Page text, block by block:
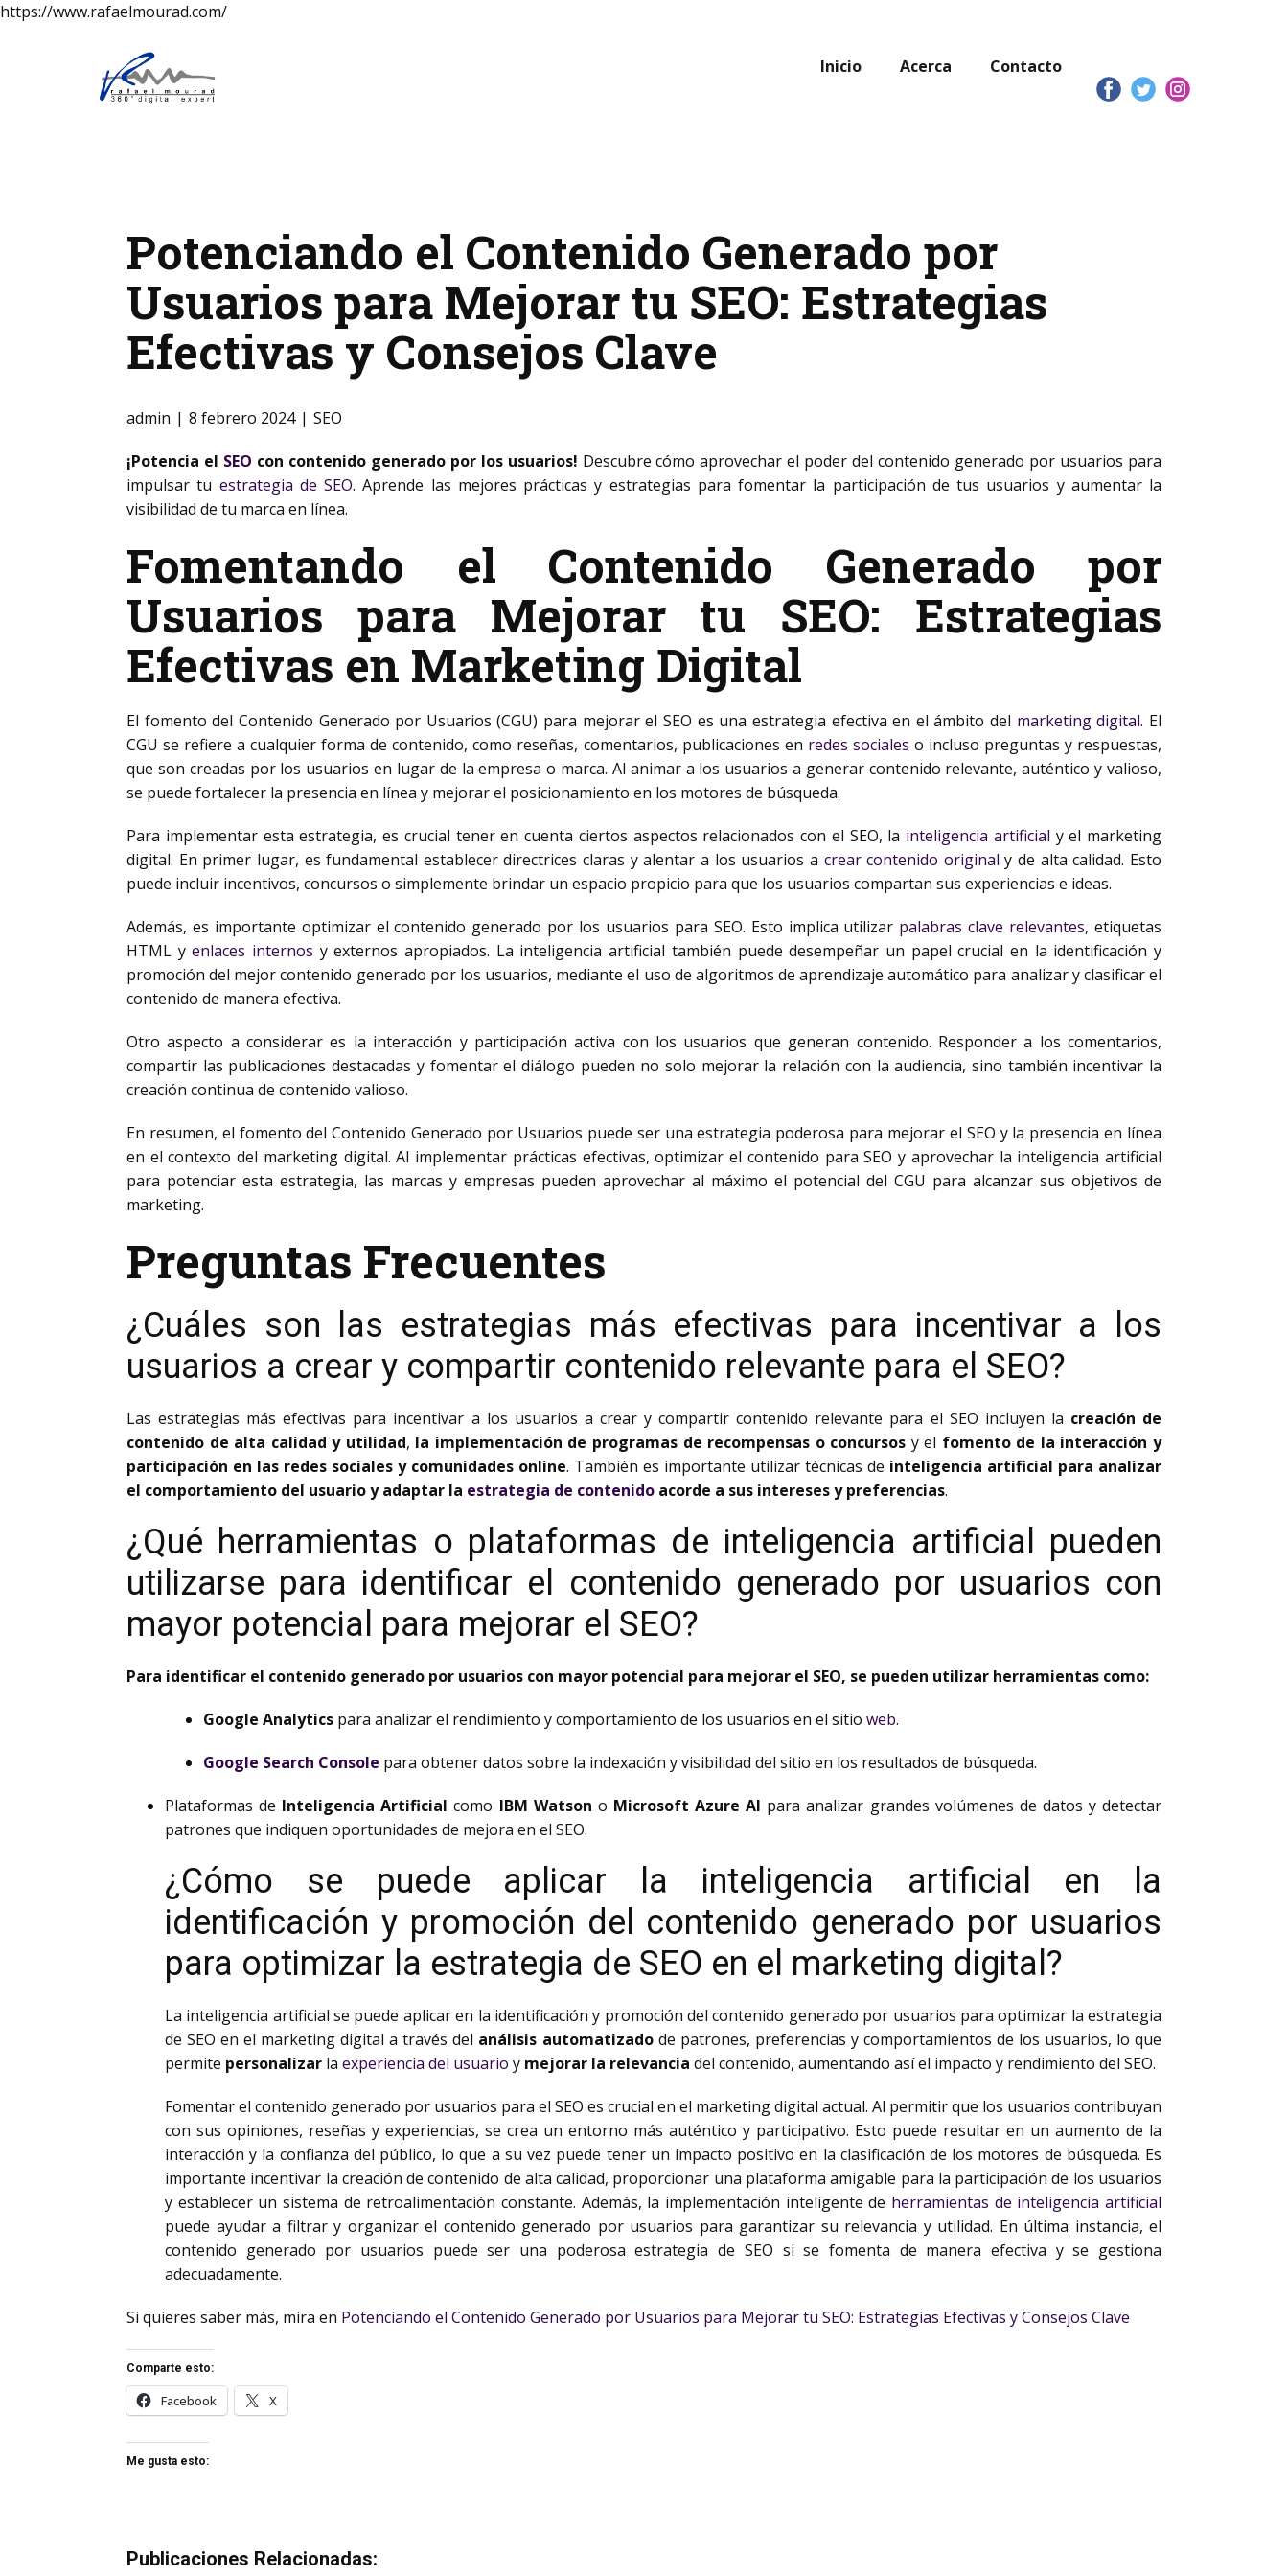
https://www.rafaelmourad.com/
Inicio Acerca Contacto
Potenciando el Contenido Generado por
Usuarios para Mejorar tu SEO: Estrategias
Efectivas y Consejos Clave
admin 8 febrero 2024 SEO
¡Potencia el SEO con contenido generado por los usuarios! Descubre cómo aprovechar el poder del contenido generado por usuarios para
impulsar tu estrategia de SEO. Aprende las mejores prácticas y estrategias para fomentar la participación de tus usuarios y aumentar la
visibilidad de tu marca en línea.
Fomentando el Contenido Generado por
Usuarios para Mejorar tu SEO: Estrategias
Efectivas en Marketing Digital
El fomento del Contenido Generado por Usuarios (CGU) para mejorar el SEO es una estrategia efectiva en el ámbito del marketing digital. El
CGU se refiere a cualquier forma de contenido, como reseñas, comentarios, publicaciones en redes sociales o incluso preguntas y respuestas,
que son creadas por los usuarios en lugar de la empresa o marca. Al animar a los usuarios a generar contenido relevante, auténtico y valioso,
se puede fortalecer la presencia en línea y mejorar el posicionamiento en los motores de búsqueda.
Para implementar esta estrategia, es crucial tener en cuenta ciertos aspectos relacionados con el SEO, la inteligencia artificial y el marketing
digital. En primer lugar, es fundamental establecer directrices claras y alentar a los usuarios a crear contenido original y de alta calidad. Esto
puede incluir incentivos, concursos o simplemente brindar un espacio propicio para que los usuarios compartan sus experiencias e ideas.
Además, es importante optimizar el contenido generado por los usuarios para SEO. Esto implica utilizar palabras clave relevantes, etiquetas
HTML yenlaces internos y externos apropiados. La inteligencia artificial también puede desempeñar un papel crucial en la identificación y
promoción del mejor contenido generado por los usuarios, mediante el uso de algoritmos de aprendizaje automático para analizar y clasificar el
contenido de manera efectiva.
Otro aspecto a considerar es la interacción y participación activa con los usuarios que generan contenido. Responder a los comentarios,
compartir las publicaciones destacadas y fomentar el diálogo pueden no solo mejorar la relación con la audiencia, sino también incentivar la
creación continua de contenido valioso.
En resumen, el fomento del Contenido Generado por Usuarios puede ser una estrategia poderosa para mejorar el SEO y la presencia en línea
en el contexto del marketing digital. Al implementar prácticas efectivas, optimizar el contenido para SEO y aprovechar la inteligencia artificial
para potenciar esta estrategia, las marcas y empresas pueden aprovechar al máximo el potencial del CGU para alcanzar sus objetivos de
marketing.
Preguntas Frecuentes
¿Cuáles son las estrategias más efectivas para incentivar a los
usuarios a crear y compartir contenido relevante para el SEO?
Las estrategias más efectivas para incentivar a los usuarios a crear y compartir contenido relevante para el SEO incluyen la creación de
contenido de alta calidad y utilidad, la implementación de programas de recompensas o concursos y el fomento de la interacción y
participación en las redes sociales y comunidades online. También es importante utilizar técnicas de inteligencia artificial para analizar
el comportamiento del usuario y adaptar la estrategia de contenido acorde a sus intereses y preferencias.
¿Qué herramientas o plataformas de inteligencia artificial pueden
utilizarse para identificar el contenido generado por usuarios con
mayor potencial para mejorar el SEO?
Para identificar el contenido generado por usuarios con mayor potencial para mejorar el SEO, se pueden utilizar herramientas como:
Google Analytics para analizar el rendimiento y comportamiento de los usuarios en el sitio web.
Google Search Console para obtener datos sobre la indexación y visibilidad del sitio en los resultados de búsqueda.
Plataformas de Inteligencia Artificial como IBM Watson o Microsoft Azure AI para analizar grandes volúmenes de datos y detectar
patrones que indiquen oportunidades de mejora en el SEO.
¿Cómo se puede aplicar la inteligencia artificial en la
identificación y promoción del contenido generado por usuarios
para optimizar la estrategia de SEO en el marketing digital?
La inteligencia artificial se puede aplicar en la identificación y promoción del contenido generado por usuarios para optimizar la estrategia
de SEO en el marketing digital a través del análisis automatizadode patrones, preferencias y comportamientos de los usuarios, lo que
permite personalizar la experiencia del usuario y mejorar la relevancia del contenido, aumentando así el impacto y rendimiento del SEO.
Fomentar el contenido generado por usuarios para el SEO es crucial en el marketing digital actual. Al permitir que los usuarios contribuyan
con sus opiniones, reseñas y experiencias, se crea un entorno más auténtico y participativo. Esto puede resultar en un aumento de la
interacción y la confianza del público, lo que a su vez puede tener un impacto positivo en la clasificación de los motores de búsqueda. Es
importante incentivar la creación de contenido de alta calidad, proporcionar una plataforma amigable para la participación de los usuarios
y establecer un sistema de retroalimentación constante. Además, la implementación inteligente de herramientas de inteligencia artificial
puede ayudar a filtrar y organizar el contenido generado por usuarios para garantizar su relevancia y utilidad. En última instancia, el
contenido generado por usuarios puede ser una poderosa estrategia de SEO si se fomenta de manera efectiva y se gestiona
adecuadamente.
Si quieres saber más, mira en Potenciando el Contenido Generado por Usuarios para Mejorar tu SEO: Estrategias Efectivas y Consejos Clave
Comparte esto:
Facebook X
Me gusta esto:
Publicaciones Relacionadas: